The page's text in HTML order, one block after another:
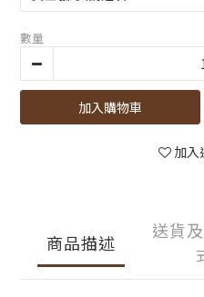
數量
加入購物車
加入
商品描述
送貨